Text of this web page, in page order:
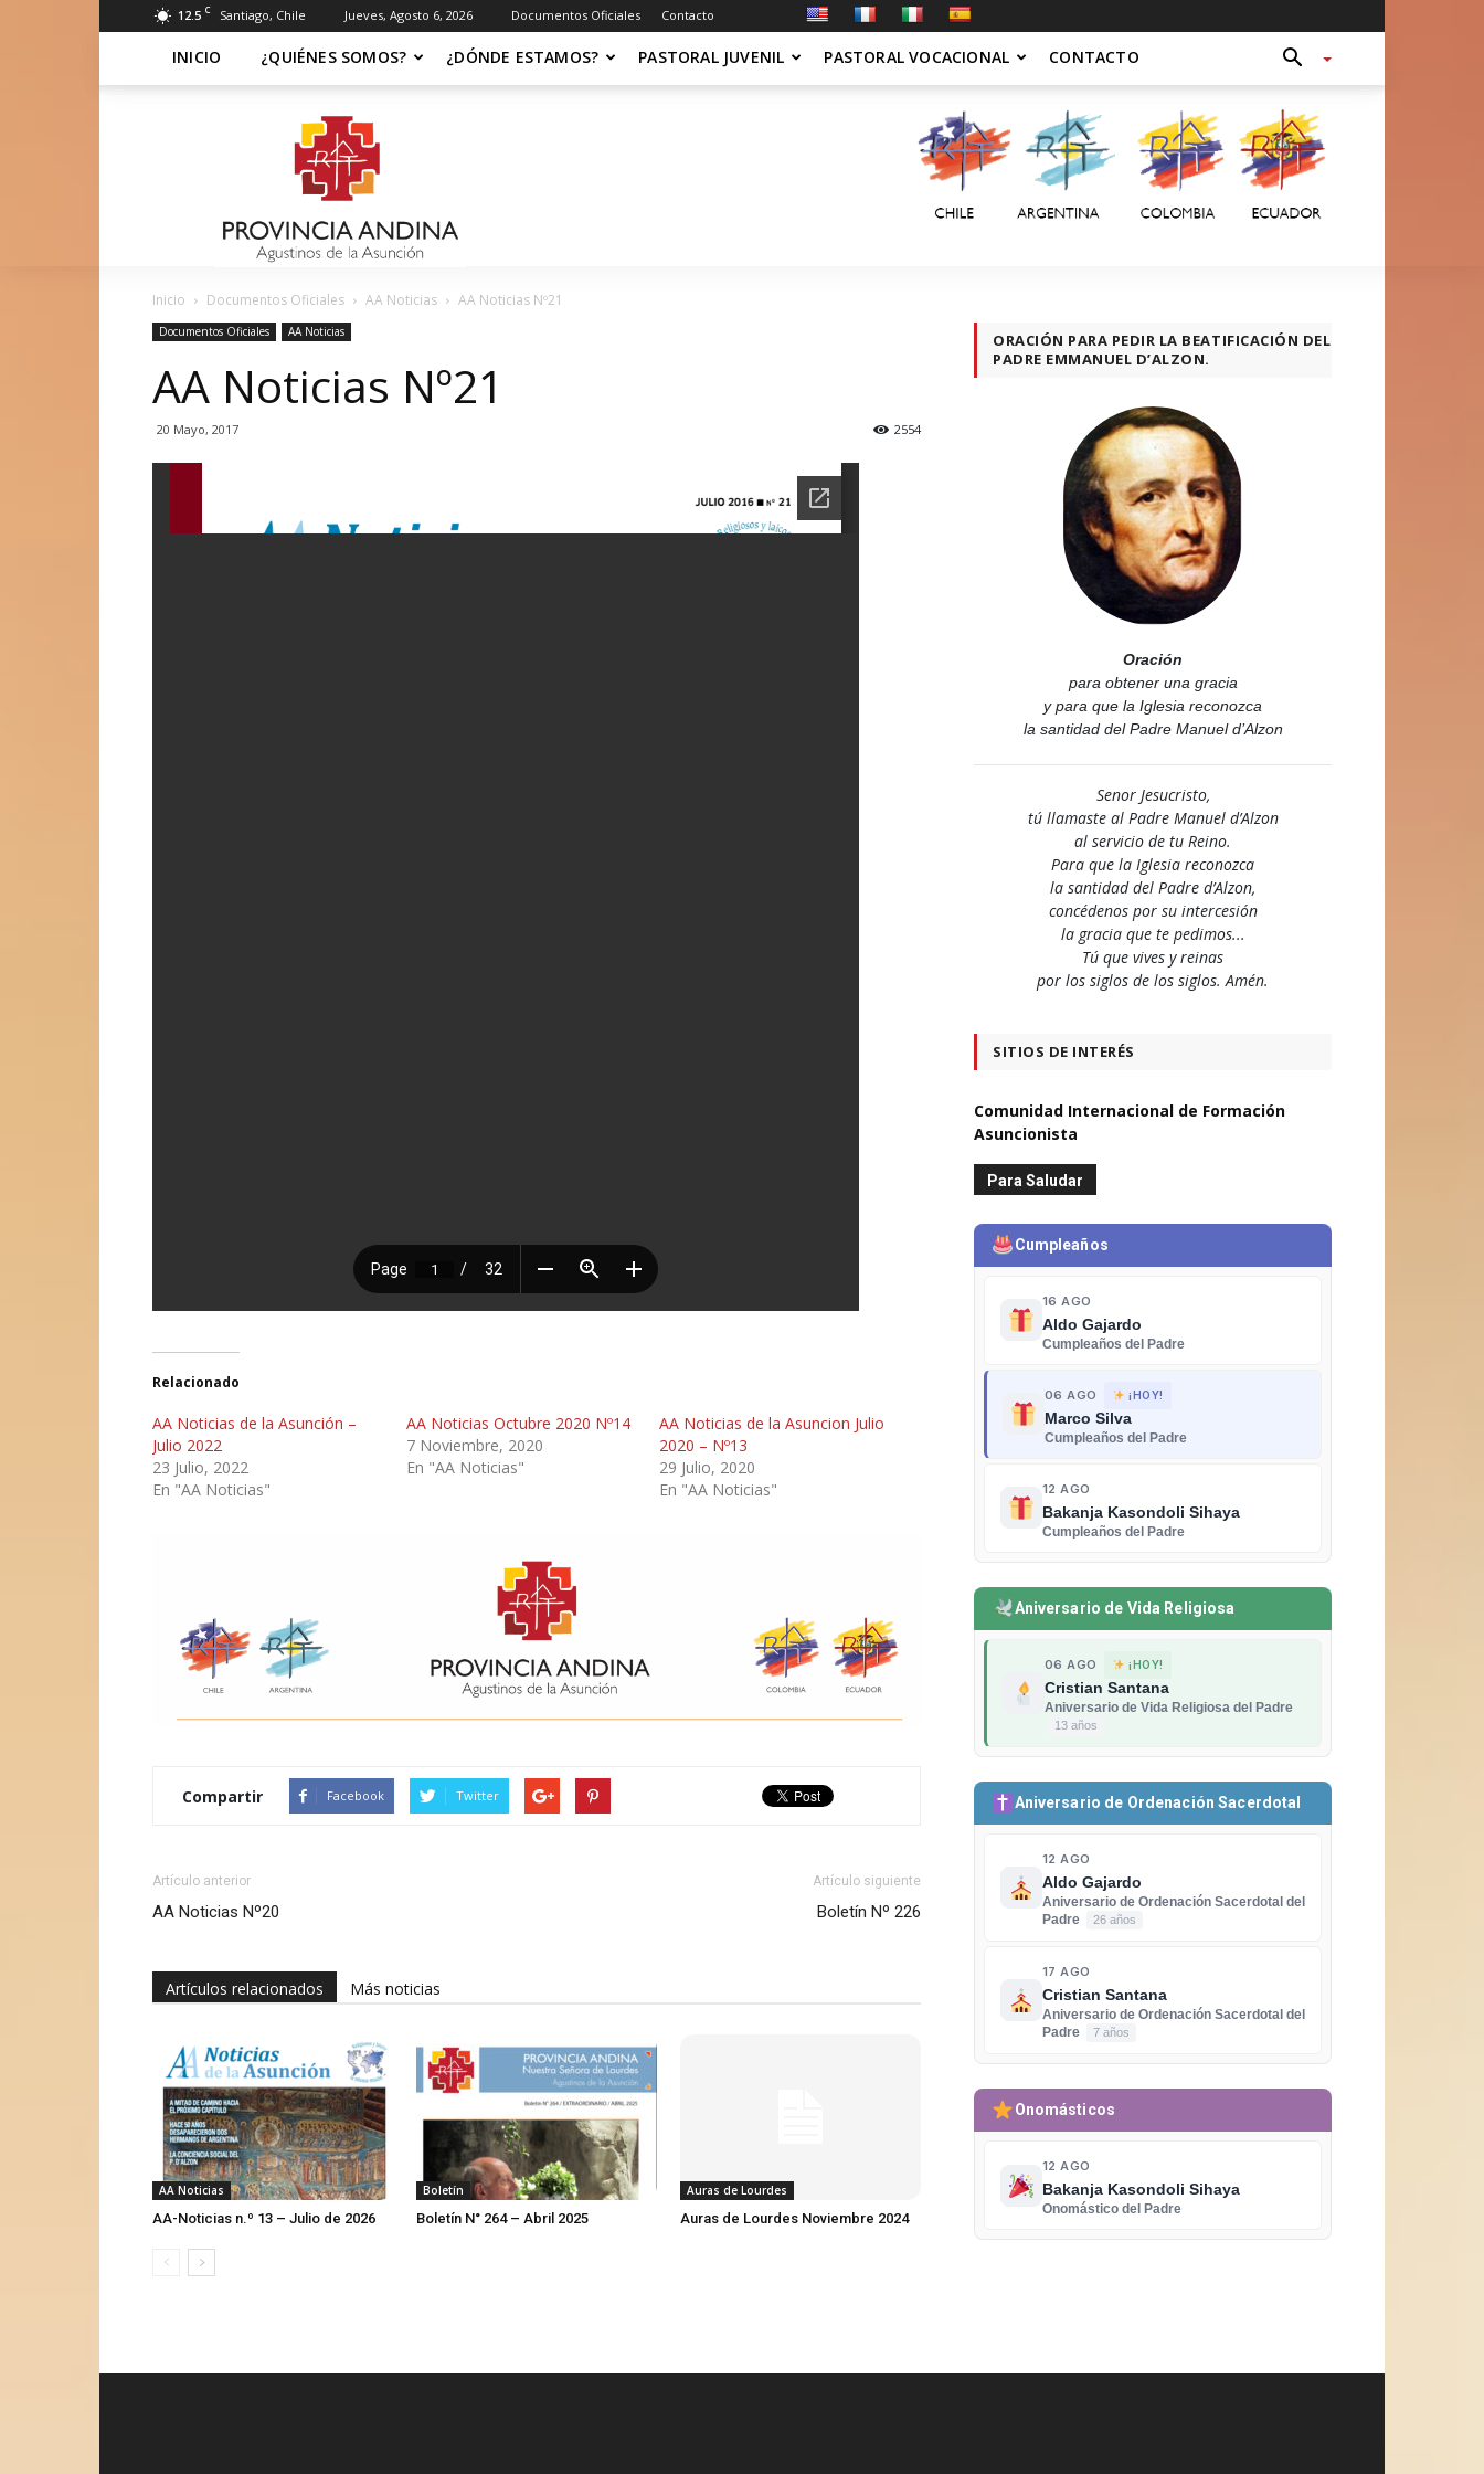
12.5 C Santiago, Chile Jueves, Agosto 6, 2026 Documentos Oficiales Contacto
INICIO ¿QUIÉNES SOMOS? ¿DÓNDE ESTAMOS? PASTORAL JUVENIL PASTORAL VOCACIONAL CONTACTO
Asuncionista
Inicio Documentos Oficiales AA Noticias AA Noticias Nº21
Documentos Oficiales AA Noticias
AA Noticias Nº21
20 Mayo, 2017 2554
Relacionado
AA Noticias de la Asunción –
Julio 2022
23 Julio, 2022
En "AA Noticias"
AA Noticias Octubre 2020 Nº14
7 Noviembre, 2020
En "AA Noticias"
AA Noticias de la Asuncion Julio
2020 – Nº13
29 Julio, 2020
En "AA Noticias"
Compartir Facebook Twitter
Artículo anterior
AA Noticias Nº20
Artículo siguiente
Boletín Nº 226
Artículos relacionados Más noticias
AA Noticias
AA-Noticias n.º 13 – Julio de 2026
Boletín
Boletín N° 264 – Abril 2025
Auras de Lourdes
Auras de Lourdes Noviembre 2024
ORACIÓN PARA PEDIR LA BEATIFICACIÓN DEL
PADRE EMMANUEL D’ALZON.
Oración
para obtener una gracia
y para que la Iglesia reconozca
la santidad del Padre Manuel d’Alzon
Senor Jesucristo,
tú llamaste al Padre Manuel d’Alzon
al servicio de tu Reino.
Para que la Iglesia reconozca
la santidad del Padre d’Alzon,
concédenos por su intercesión
la gracia que te pedimos...
Tú que vives y reinas
por los siglos de los siglos. Amén.
SITIOS DE INTERÉS
Comunidad Internacional de Formación
Asuncionista
Para Saludar
Cumpleaños
16 AGO
Aldo Gajardo
Cumpleaños del Padre
06 AGO ¡HOY!
Marco Silva
Cumpleaños del Padre
12 AGO
Bakanja Kasondoli Sihaya
Cumpleaños del Padre
Aniversario de Vida Religiosa
06 AGO ¡HOY!
Cristian Santana
Aniversario de Vida Religiosa del Padre
13 años
Aniversario de Ordenación Sacerdotal
12 AGO
Aldo Gajardo
Aniversario de Ordenación Sacerdotal del
Padre
26 años
17 AGO
Cristian Santana
Aniversario de Ordenación Sacerdotal del
Padre
7 años
Onomásticos
12 AGO
Bakanja Kasondoli Sihaya
Onomástico del Padre